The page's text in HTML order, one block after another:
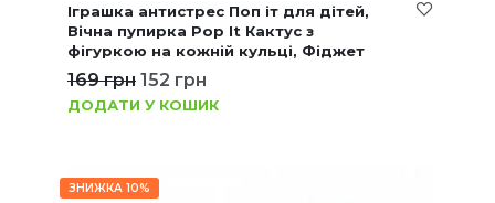
Іграшка антистрес Поп іт для дітей,
Вічна пупирка Pop It Кактус з
фігуркою на кожній кульці, Фіджет
169грн 152 грн
ДОДАТИ У КОШИК
ЗНИЖКА 10%